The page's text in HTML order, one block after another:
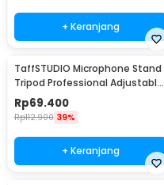
+ Keranjang
TaffSTUDIO Microphone Stand
Tripod Professional Adjustable
2 Holder - NB-107
Rp69.400
Rp112.900 39%
+ Keranjang